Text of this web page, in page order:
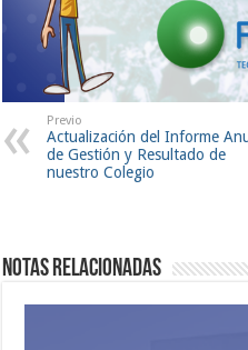
Previo
Actualización del Informe
de Gestión y Resultado de
nuestro Colegio
Notas Relacionadas